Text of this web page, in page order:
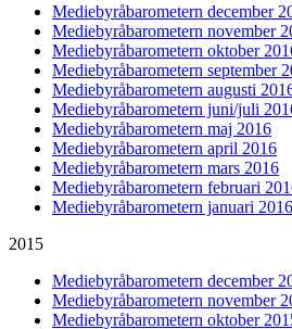
Mediebyråbarometern december
Mediebyråbarometern november
Mediebyråbarometern oktober
Mediebyråbarometern september
Mediebyråbarometern augusti
Mediebyråbarometern juni/juli
Mediebyråbarometern maj 2016
Mediebyråbarometern april 2016
Mediebyråbarometern mars 2016
Mediebyråbarometern februari
Mediebyråbarometern januari 2016
2015
Mediebyråbarometern december
Mediebyråbarometern november
Mediebyråbarometern oktober